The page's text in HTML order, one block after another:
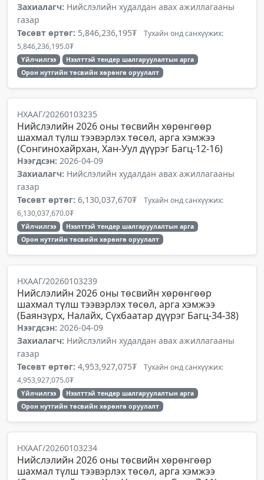
Захиалагч: Нийслэлийн худалдан авах ажиллагааны
газар
Төсөвт өртөг: 5,846,236,195₮ Тухайн онд санхүүжих:
5,846,236,195.0₮
Үйлчилгээ
Нээлттэй тендер шалгаруулалтын арга
Орон нутгийн төсвийн хөрөнгө оруулалт
НХААГ/20260103235
Нийслэлийн 2026 оны төсвийн хөрөнгөөр
шахмал түлш тээвэрлэх төсөл, арга хэмжээ
(Сонгинохайрхан, Хан-Уул дүүрэг Багц-12-16)
Нээгдсэн: 2026-04-09
Захиалагч: Нийслэлийн худалдан авах ажиллагааны
газар
Төсөвт өртөг: 6,130,037,670₮ Тухайн онд санхүүжих:
6,130,037,670.0₮
Үйлчилгээ
Нээлттэй тендер шалгаруулалтын арга
Орон нутгийн төсвийн хөрөнгө оруулалт
НХААГ/20260103239
Нийслэлийн 2026 оны төсвийн хөрөнгөөр
шахмал түлш тээвэрлэх төсөл, арга хэмжээ
(Баянзүрх, Налайх, Сүхбаатар дүүрэг Багц-34-38)
Нээгдсэн: 2026-04-09
Захиалагч: Нийслэлийн худалдан авах ажиллагааны
газар
Төсөвт өртөг: 4,953,927,075₮ Тухайн онд санхүүжих:
4,953,927,075.0₮
Үйлчилгээ
Нээлттэй тендер шалгаруулалтын арга
Орон нутгийн төсвийн хөрөнгө оруулалт
НХААГ/20260103234
Нийслэлийн 2026 оны төсвийн хөрөнгөөр
шахмал түлш тээвэрлэх төсөл, арга хэмжээ